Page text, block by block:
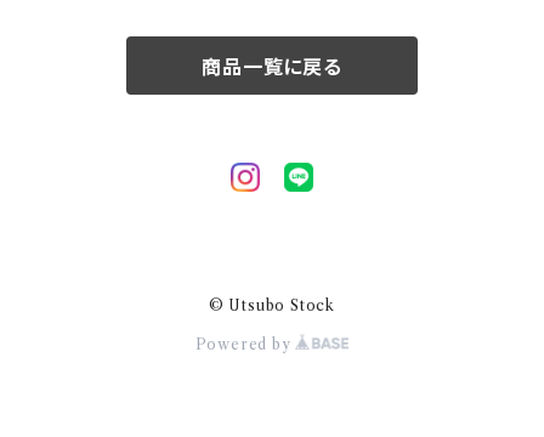
商品一覧に戻る
© Utsubo Stock
Powered by